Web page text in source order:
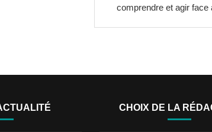
comprendre et agir face
CHOIX DE LA